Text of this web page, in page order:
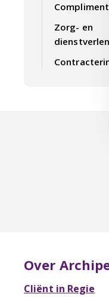
Zorg- en
Over
Cliënt in Regie